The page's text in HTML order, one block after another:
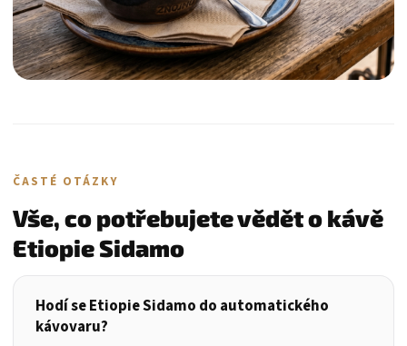
ČASTÉ OTÁZKY
Vše, co potřebujete vědět o kávě
Etiopie Sidamo
Hodí se Etiopie Sidamo do automatického
kávovaru?